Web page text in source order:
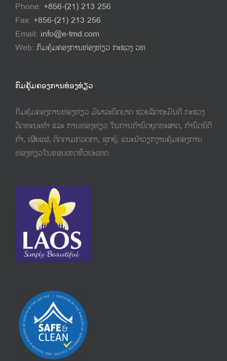
Phone: +856-(21) 213 256
Fax: +856-(21) 213 256
Email: info@e-tmd.com
Web: ກົມຄຸ້ມຄອງການທ່ອງທ່ຽວ ກະຊວງ ວທ
ກົມຄຸ້ມຄອງການທ່ອງທ່ຽວ
ກົມຄຸ້ມຄອງການທ່ອງທ່ຽວ ມີພາລະບົດບາດ ຊ່ວຍລັດຖະມົນຕີ ກະຊວງ
ວັດທະນະທຳ ແລະ ການທ່ອງທ່ຽວ ໃນການກຳນົດຍຸດທະສາດ, ກຳນົດນິຕິ
ກຳ,​ ເຜີຍແຜ່, ຕິດຕາມກວດກາ, ຊຸກຍູ້, ແນະນຳວຽກງານຄຸ້ມຄອງການ
ທ່ອງທ່ຽວໃນຂອບເຂດທົ່ວປະເທດ